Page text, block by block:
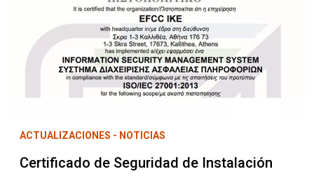
ACTUALIZACIONES - NOTICIAS
Certificado de Seguridad de Instalación